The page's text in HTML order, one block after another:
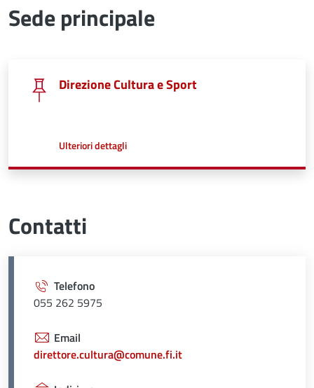
Sede principale
Direzione Cultura e Sport
Ulteriori dettaglia proposito di
Contatti
Telefono
055 262 5975
Email
direttore.cultura@comune.fi.it